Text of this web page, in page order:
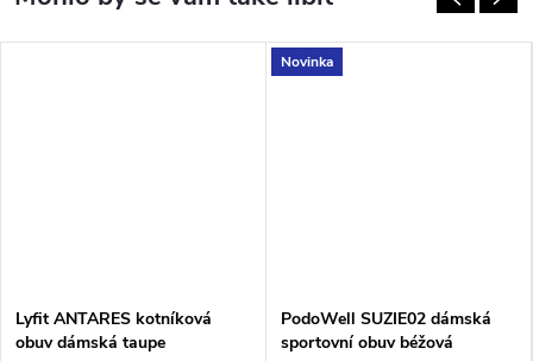
Lyfit ANTARES kotníková
obuv dámská taupe
Novinka
PodoWell SUZIE02 dámská
sportovní obuv béžová